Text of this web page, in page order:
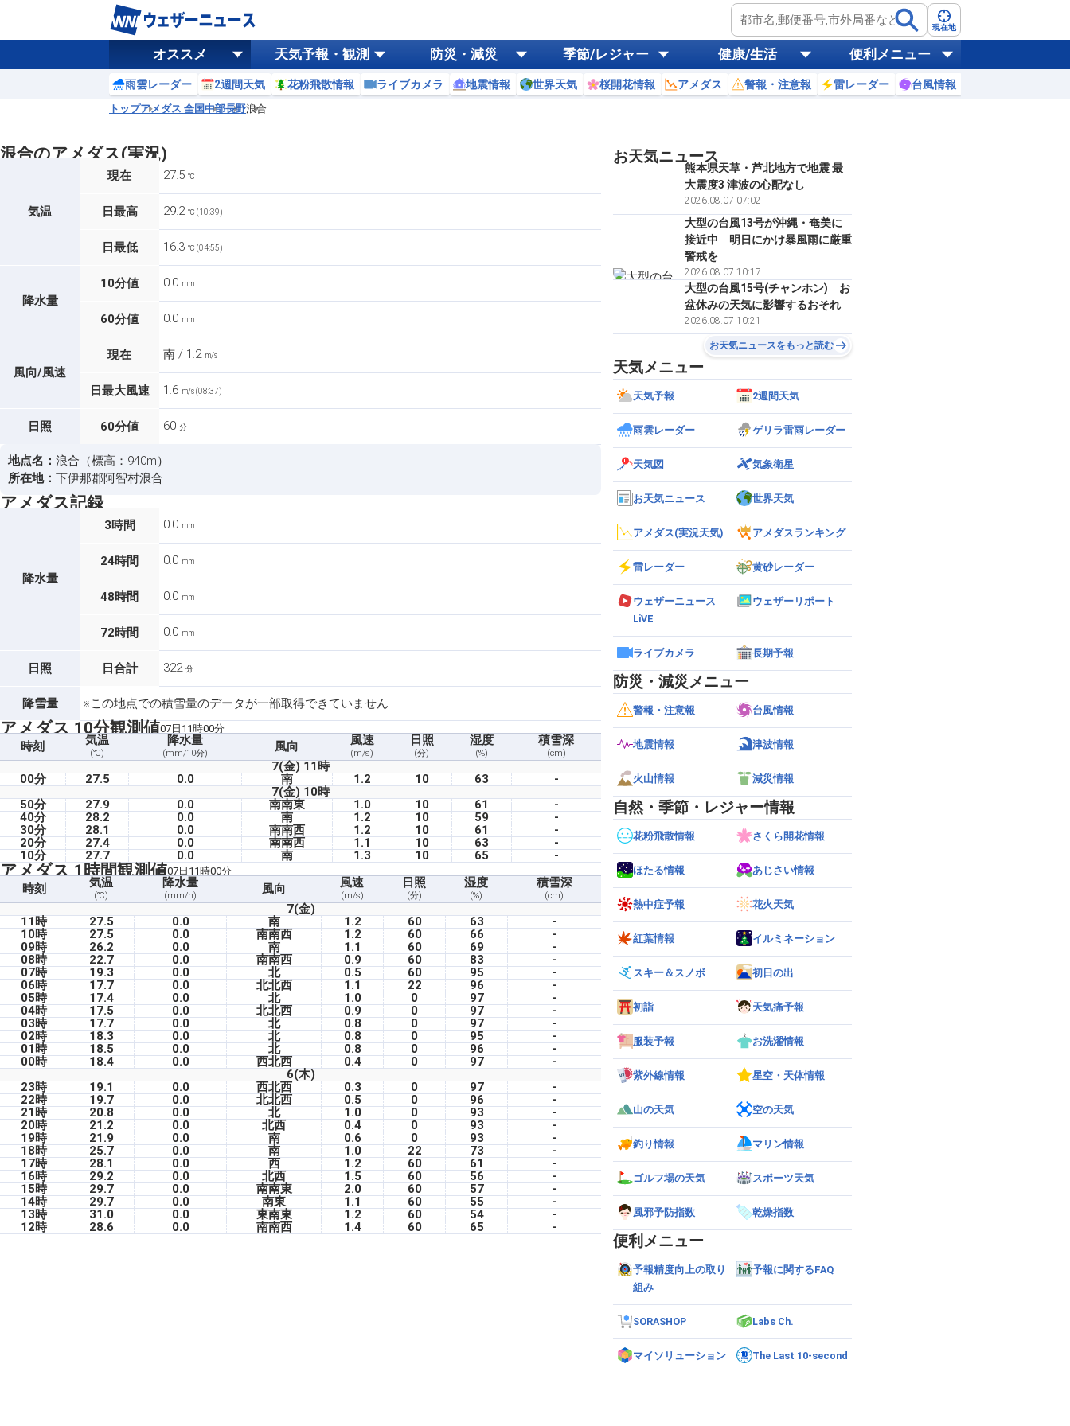
現在地
オススメ 天気予報・観測 防災・減災 季節/レジャー 健康/生活 便利メニュー
雨雲レーダー 2週間天気 花粉飛散情報 ライブカメラ 地震情報 世界天気 桜開花情報 アメダス 警報・注意報 雷レーダー 台風情報
トップアメダス 全国中部長野浪合
浪合のアメダス(実況)
気温
現在 27.5 ℃
日最高 29.2 ℃ (10:39)
日最低 16.3 ℃ (04:55)
降水量
10分値 0.0 mm
60分値 0.0 mm
風向/風速
現在 南 / 1.2 m/s
日最大風速 1.6 m/s (08:37)
日照 60分値 60 分
地点名： 浪合（標高：940m）
所在地： 下伊那郡阿智村浪合
アメダス記録
降水量
3時間 0.0 mm
24時間 0.0 mm
48時間 0.0 mm
72時間 0.0 mm
日照 日合計 322 分
降雪量 ※この地点での積雪量のデータが一部取得できていません
アメダス 10分観測値07日11時00分
時刻 気温
(℃)
降水量
(mm/10分) 風向 風速
(m/s)
日照
(分)
湿度
(%)
積雪深
(cm)
7(金) 11時
00分
27.5 0.0 南 1.2 10 63
-
7(金) 10時
50分
27.9 0.0 南南東 1.0 10 61
-
40分
28.2 0.0 南 1.2 10 59
-
30分
28.1 0.0 南南西 1.2 10 61
-
20分
27.4 0.0 南南西 1.1 10 63
-
10分
27.7 0.0 南 1.3 10 65 -
アメダス 1時間観測値07日11時00分
時刻 気温
(℃)
降水量
(mm/h) 風向 風速
(m/s)
日照
(分)
湿度
(%)
積雪深
(cm)
7(金)
11時
27.5 0.0 南 1.2 60 63
-
10時
27.5 0.0 南南西 1.2 60 66
-
09時
26.2 0.0 南 1.1 60 69
-
08時
22.7 0.0 南南西 0.9 60 83
-
07時
19.3 0.0 北 0.5 60 95
-
06時
17.7 0.0 北北西 1.1 22 96
-
05時
17.4 0.0 北 1.0 0 97
-
04時
17.5 0.0 北北西 0.9 0 97
-
03時
17.7 0.0 北 0.8 0 97
-
02時
18.3 0.0 北 0.8 0 95
-
01時
18.5 0.0 北 0.8 0 96
-
00時
18.4 0.0 西北西 0.4 0 97
-
6(木)
23時
19.1 0.0 西北西 0.3 0 97
-
22時
19.7 0.0 北北西 0.5 0 96
-
21時
20.8 0.0 北 1.0 0 93
-
20時
21.2 0.0 北西 0.4 0 93
-
19時
21.9 0.0 南 0.6 0 93
-
18時
25.7 0.0 南 1.0 22 73
-
17時
28.1 0.0 西 1.2 60 61
-
16時
29.2 0.0 北西 1.5 60 56
-
15時
29.7 0.0 南南東 2.0 60 57
-
14時
29.7 0.0 南東 1.1 60 55
-
13時
31.0 0.0 東南東 1.2 60 54
-
12時
28.6 0.0 南南西 1.4 60 65 -
お天気ニュース
熊本県天草・芦北地方で地震 最
大震度3 津波の心配なし
2026.08.07 07:02
大型の台風13号が沖縄・奄美に
接近中 明日にかけ暴風雨に厳重
警戒を
2026.08.07 10:17
大型の台風15号(チャンホン) お
盆休みの天気に影響するおそれ
2026.08.07 10:21
お天気ニュースをもっと読む
天気メニュー
天気予報 2週間天気
雨雲レーダー ゲリラ雷雨レーダー
天気図 気象衛星
お天気ニュース 世界天気
アメダス(実況天気) アメダスランキング
雷レーダー 黄砂レーダー
ウェザーニュース
LiVE
ウェザーリポート
ライブカメラ 長期予報
防災・減災メニュー
警報・注意報 台風情報
地震情報 津波情報
火山情報 減災情報
自然・季節・レジャー情報
花粉飛散情報 さくら開花情報
ほたる情報 あじさい情報
熱中症予報 花火天気
紅葉情報 イルミネーション
スキー＆スノボ 初日の出
初詣 天気痛予報
服装予報 お洗濯情報
紫外線情報 星空・天体情報
山の天気 空の天気
釣り情報 マリン情報
ゴルフ場の天気 スポーツ天気
風邪予防指数 乾燥指数
便利メニュー
予報精度向上の取り
組み
予報に関するFAQ
SORASHOP Labs Ch.
マイソリューション The Last 10-second